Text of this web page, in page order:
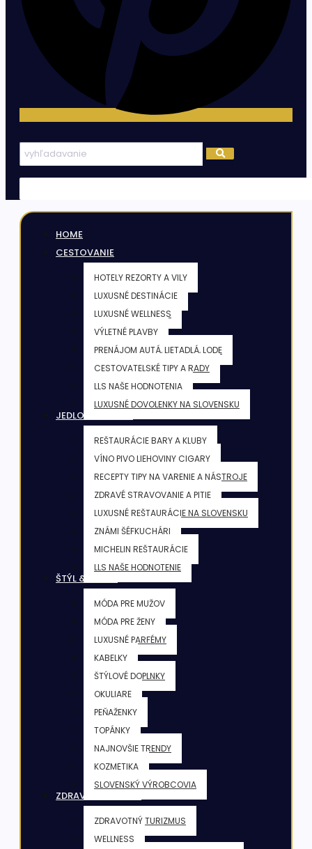
HOME
CESTOVANIE
HOTELY REZORTY A VILY
LUXUSNÉ DESTINÁCIE
LUXUSNÉ WELLNESS
VÝLETNÉ PLAVBY
PRENÁJOM AUTÁ, LIETADLÁ, LODE
CESTOVATELSKÉ TIPY A RADY
LLS NAŠE HODNOTENIA
LUXUSNÉ DOVOLENKY NA SLOVENSKU
JEDLO & NÁPOJE
REŠTAURÁCIE BARY A KLUBY
VÍNO PIVO LIEHOVINY CIGARY
RECEPTY TIPY NA VARENIE A NÁSTROJE
ZDRAVÉ STRAVOVANIE A PITIE
LUXUSNÉ REŠTAURÁCIE NA SLOVENSKU
ZNÁMI ŠÉFKUCHÁRI
MICHELIN REŠTAURÁCIE
LLS NAŠE HODNOTENIE
ŠTÝL & KRÁSA
MÓDA PRE MUŽOV
MÓDA PRE ŽENY
LUXUSNÉ PARFÉMY
KABELKY
ŠTÝLOVÉ DOPLNKY
OKULIARE
PEŇAŽENKY
TOPÁNKY
NAJNOVŠIE TRENDY
KOZMETIKA
SLOVENSKÝ VÝROBCOVIA
ZDRAVIE & FITNESS
ZDRAVOTNÝ TURIZMUS
WELLNESS